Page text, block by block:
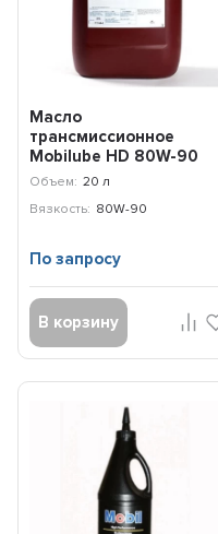
Масло
трансмиссионное
Mobilube HD 80W-90
(20л) 153050
Объем: 20 л
Вязкость: 80W-90
По запросу
В корзину